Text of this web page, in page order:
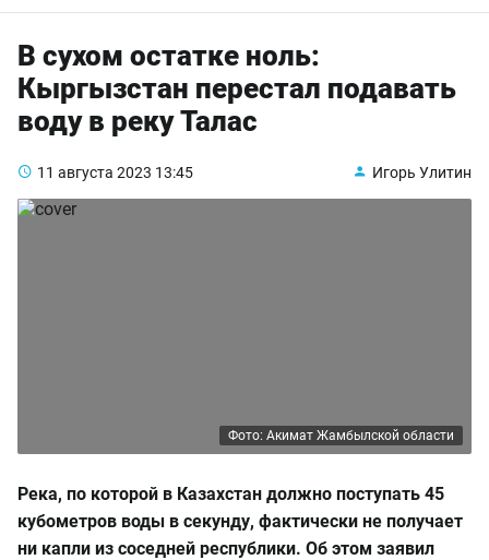
В сухом остатке ноль:
Кыргызстан перестал подавать
воду в реку Талас
11 августа 2023 13:45 Игорь Улитин
Фото: Акимат Жамбылской области
Река, по которой в Казахстан должно поступать 45
кубометров воды в секунду, фактически не получает
ни капли из соседней республики. Об этом заявил